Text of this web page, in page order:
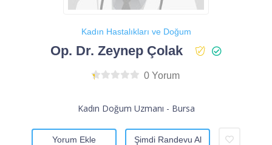
Kadın Hastalıkları ve Doğum
Op. Dr. Zeynep Çolak
0 Yorum
Kadın Doğum Uzmanı - Bursa
Yorum Ekle Şimdi Randevu Al